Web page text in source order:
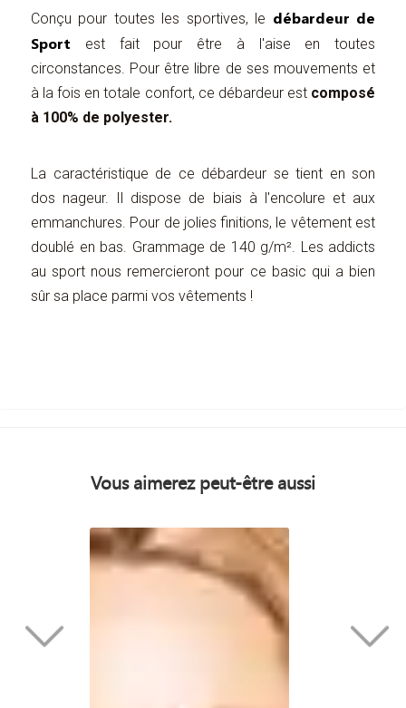
Conçu pour toutes les sportives, le débardeur de
Sport est fait pour être à l'aise en toutes
circonstances. Pour être libre de ses mouvements et
à la fois en totale confort, ce débardeur est composé
à 100% de polyester.
La caractéristique de ce débardeur se tient en son
dos nageur. Il dispose de biais à l'encolure et aux
emmanchures. Pour de jolies finitions, le vêtement est
doublé en bas. Grammage de 140 g/m². Les addicts
au sport nous remercieront pour ce basic qui a bien
sûr sa place parmi vos vêtements !
Vous aimerez peut-être aussi